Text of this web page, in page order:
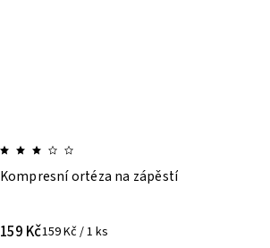
Kompresní ortéza na zápěstí
159 Kč159 Kč / 1 ks